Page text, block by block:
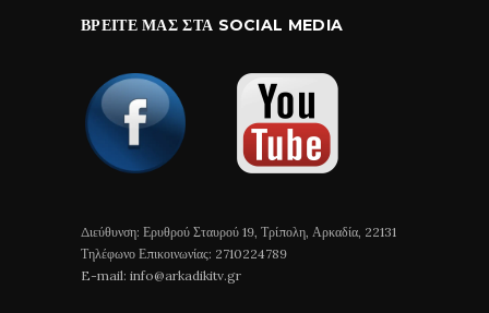
ΒΡΕΊΤΕ ΜΑΣ ΣΤΑ SOCIAL MEDIA
Διεύθυνση: Ερυθρού Σταυρού 19, Τρίπολη, Αρκαδία, 22131
Τηλέφωνο Επικοινωνίας: 2710224789
E-mail: info@arkadikitv.gr